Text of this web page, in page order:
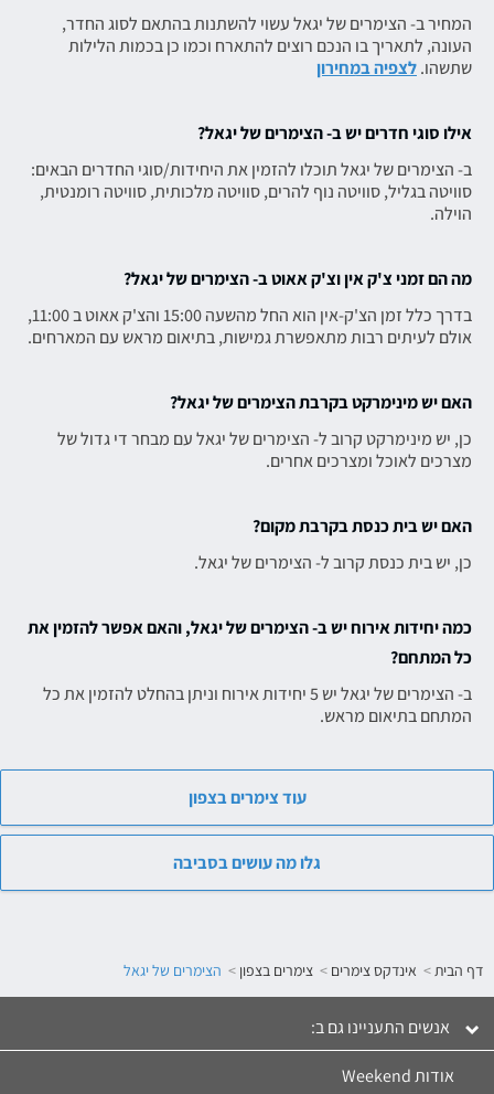
דף הבית אינדקס צימרים צימרים בצפון הצימרים של יגאל
המחיר ב- הצימרים של יגאל עשוי להשתנות בהתאם לסוג החדר,
העונה, לתאריך בו הנכם רוצים להתארח וכמו כן בכמות הלילות
שתשהו.לצפיה במחירון
אילו סוגי חדרים יש ב- הצימרים של יגאל?
ב- הצימרים של יגאל תוכלו להזמין את היחידות/סוגי החדרים הבאים:
סוויטה בגליל, סוויטה נוף להרים, סוויטה מלכותית, סוויטה רומנטית,
הוילה.
מה הם זמני צ'ק אין וצ'ק אאוט ב- הצימרים של יגאל?
בדרך כלל זמן הצ'ק-אין הוא החל מהשעה 15:00 והצ'ק אאוט ב 11:00,
אולם לעיתים רבות מתאפשרת גמישות, בתיאום מראש עם המארחים.
האם יש מינימרקט בקרבת הצימרים של יגאל?
כן, יש מינימרקט קרוב ל- הצימרים של יגאל עם מבחר די גדול של
מצרכים לאוכל ומצרכים אחרים.
האם יש בית כנסת בקרבת מקום?
כן, יש בית כנסת קרוב ל- הצימרים של יגאל.
כמה יחידות אירוח יש ב- הצימרים של יגאל, והאם אפשר להזמין את
כל המתחם?
ב- הצימרים של יגאל יש 5 יחידות אירוח וניתן בהחלט להזמין את כל
המתחם בתיאום מראש.
עוד צימרים בצפון
גלו מה עושים בסביבה
אנשים התעניינו גם ב:
click to expand contents
אודות Weekend